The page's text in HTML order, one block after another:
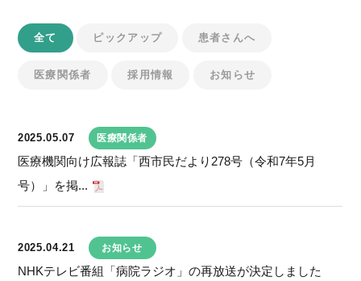
全て ピックアップ 患者さんへ
医療関係者 採用情報 お知らせ
2025.05.07 医療関係者
医療機関向け広報誌「西市民だより278号（令和7年5月
号）」を掲...
2025.04.21 お知らせ
NHKテレビ番組「病院ラジオ」の再放送が決定しました